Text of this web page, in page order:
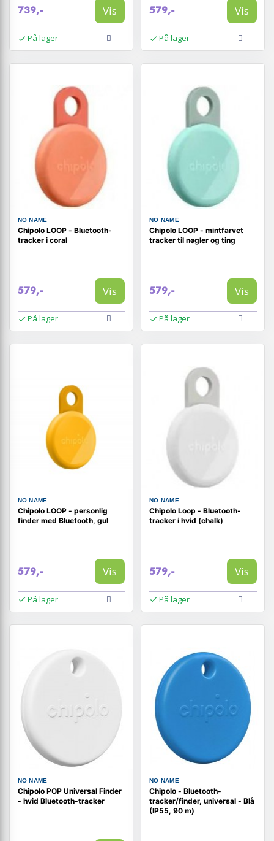
739,- Vis
På lager
579,- Vis
På lager
NO NAME
Chipolo LOOP - Bluetooth-
tracker i coral
579,- Vis
På lager
NO NAME
Chipolo LOOP - mintfarvet
tracker til nøgler og ting
579,- Vis
På lager
NO NAME
Chipolo LOOP - personlig
finder med Bluetooth, gul
579,- Vis
På lager
NO NAME
Chipolo Loop - Bluetooth-
tracker i hvid (chalk)
579,- Vis
På lager
NO NAME
Chipolo POP Universal Finder
- hvid Bluetooth-tracker
NO NAME
Chipolo - Bluetooth-
tracker/finder, universal - Blå
(IP55, 90 m)